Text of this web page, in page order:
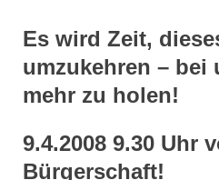
Es wird Zeit,
umzukehren –
mehr zu holen!
9.4.2008 9.30 Uhr
Bürgerschaft!